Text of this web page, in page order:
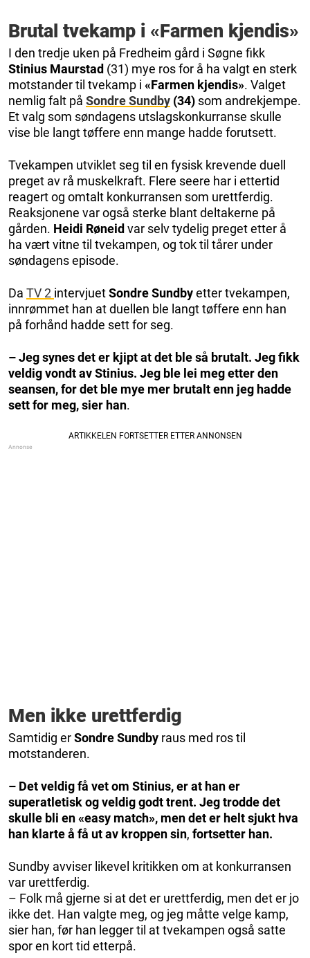
Brutal tvekamp i «Farmen kjendis»
I den tredje uken på Fredheim gård i Søgne fikk
Stinius Maurstad (31) mye ros for å ha valgt en sterk
motstander til tvekamp i «Farmen kjendis». Valget
nemlig falt på Sondre Sundby (34) som andrekjempe.
Et valg som søndagens utslagskonkurranse skulle
vise ble langt tøffere enn mange hadde forutsett.
Tvekampen utviklet seg til en fysisk krevende duell
preget av rå muskelkraft. Flere seere har i ettertid
reagert og omtalt konkurransen som urettferdig.
Reaksjonene var også sterke blant deltakerne på
gården. Heidi Røneid var selv tydelig preget etter å
ha vært vitne til tvekampen, og tok til tårer under
søndagens episode.
Da TV 2 intervjuetSondre Sundbyetter tvekampen,
innrømmet han at duellen ble langt tøffere enn han
på forhånd hadde sett for seg.
– Jeg synes det er kjipt at det ble så brutalt. Jeg fikk
veldig vondt av Stinius. Jeg ble lei meg etter den
seansen, for det ble mye mer brutalt enn jeg hadde
sett for meg, sier han.
Men ikke urettferdig
Samtidig erSondre Sundby raus med ros til
motstanderen.
– Det veldig få vet om Stinius, er at han er
superatletisk og veldig godt trent. Jeg trodde det
skulle bli en «easy match», men det er helt sjukt hva
han klarte å få ut av kroppen sin, fortsetter han.
Sundby avviser likevel kritikken om at konkurransen
var urettferdig.
– Folk må gjerne si at det er urettferdig, men det er jo
ikke det. Han valgte meg, og jeg måtte velge kamp,
sier han, før han legger til at tvekampen også satte
spor en kort tid etterpå.